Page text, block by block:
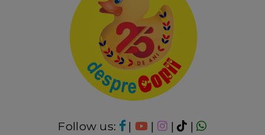
Follow us: | | |
|